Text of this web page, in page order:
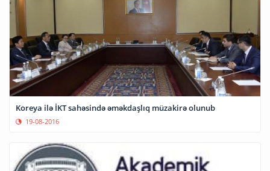
Koreya ilə İKT sahəsində əməkdaşlıq müzakirə olunub
19-08-2016